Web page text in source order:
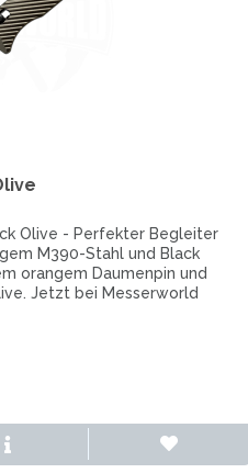
Olive - Perfekter Begleiter
M390-Stahl und Black
orangem Daumenpin und
Jetzt bei Messerworld